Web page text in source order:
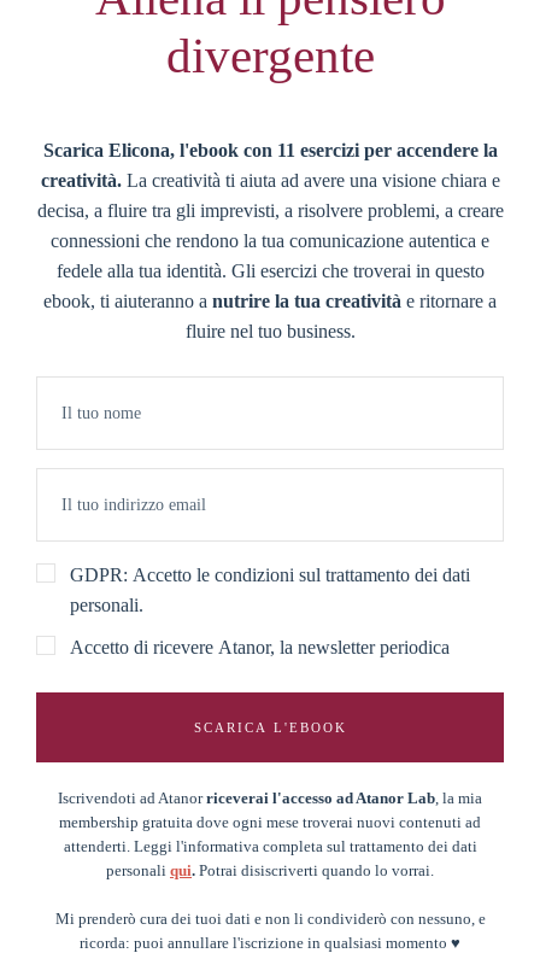
divergente
Scarica Elicona, l'ebook con 11 esercizi per accendere la
creatività. La creatività ti aiuta ad avere una visione chiara e
decisa, a fluire tra gli imprevisti, a risolvere problemi, a creare
connessioni che rendono la tua comunicazione autentica e
fedele alla tua identità. Gli esercizi che troverai in questo
ebook, ti aiuteranno a nutrire la tua creatività e ritornare a
fluire nel tuo business.
GDPR: Accetto le condizioni sul trattamento dei dati
personali.
Accetto di ricevere Atanor, la newsletter periodica
SCARICA L'EBOOK
Iscrivendoti ad Atanorriceverai l'accesso ad Atanor Lab , la mia
membership gratuita dove ogni mese troverai nuovi contenuti ad
attenderti. Leggi l'informativa completa sul trattamento dei dati
personali qui. Potrai disiscriverti quando lo vorrai.
Mi prenderò cura dei tuoi dati e non li condividerò con nessuno, e
ricorda: puoi annullare l'iscrizione in qualsiasi momento ♥